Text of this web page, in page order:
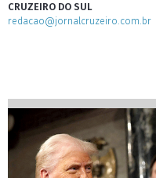
CRUZEIRO DO SUL
redacao@jornalcruzeiro.com.br